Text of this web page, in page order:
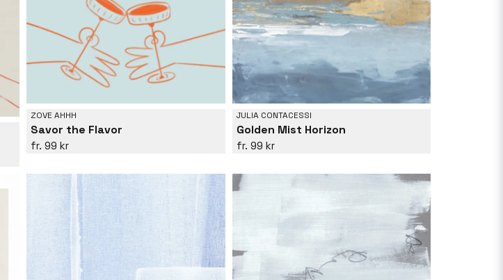
ZOVE AHHH
Savor the Flavor
99 kr
JULIA CONTACESSI
Golden Mist Horizon
99 kr